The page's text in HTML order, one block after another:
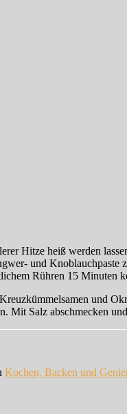
Hitze heiß werden
und
Rühren 15 Minuten
und
Mit Salz abschmecken
Kochen, Backen und